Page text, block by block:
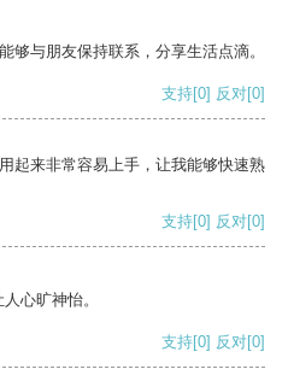
够与朋友保持联系，分享生活点滴。
支持[0] 反对[0]
起来非常容易上手，让我能够快速熟
支持[0] 反对[0]
心旷神怡。
支持[0] 反对[0]